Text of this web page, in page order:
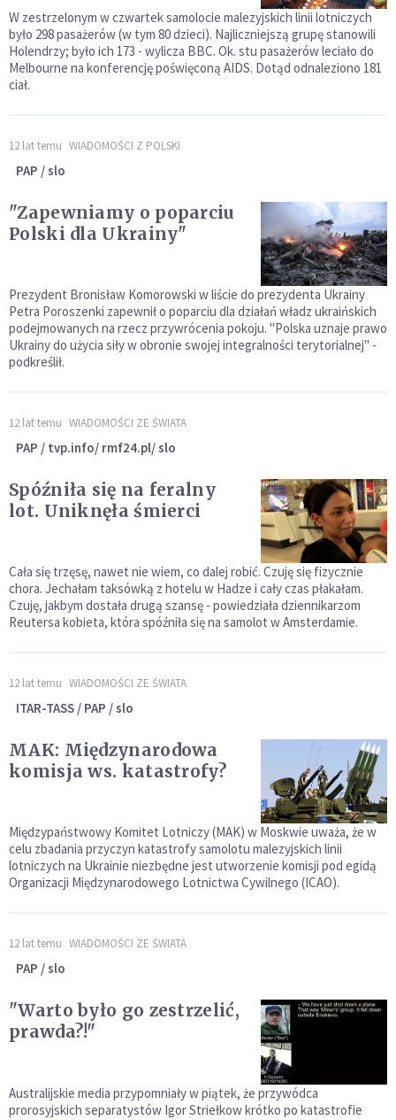
W zestrzelonym w czwartek samolocie malezyjskich linii lotniczych
było 298 pasażerów (w tym 80 dzieci). Najliczniejszą grupę stanowili
Holendrzy; było ich 173 - wylicza BBC. Ok. stu pasażerów leciało do
Melbourne na konferencję poświęconą AIDS. Dotąd odnaleziono 181
ciał.
12 lat temu WIADOMOŚCI Z POLSKI
PAP / slo
"Zapewniamy o poparciu
Polski dla Ukrainy"
Prezydent Bronisław Komorowski w liście do prezydenta Ukrainy
Petra Poroszenki zapewnił o poparciu dla działań władz ukraińskich
podejmowanych na rzecz przywrócenia pokoju. "Polska uznaje prawo
Ukrainy do użycia siły w obronie swojej integralności terytorialnej" -
podkreślił.
12 lat temu WIADOMOŚCI ZE ŚWIATA
PAP / tvp.info/ rmf24.pl/ slo
Spóźniła się na feralny
lot. Uniknęła śmierci
Cała się trzęsę, nawet nie wiem, co dalej robić. Czuję się fizycznie
chora. Jechałam taksówką z hotelu w Hadze i cały czas płakałam.
Czuję, jakbym dostała drugą szansę - powiedziała dziennikarzom
Reutersa kobieta, która spóźniła się na samolot w Amsterdamie.
12 lat temu WIADOMOŚCI ZE ŚWIATA
ITAR-TASS / PAP / slo
MAK: Międzynarodowa
komisja ws. katastrofy?
Międzypaństwowy Komitet Lotniczy (MAK) w Moskwie uważa, że w
celu zbadania przyczyn katastrofy samolotu malezyjskich linii
lotniczych na Ukrainie niezbędne jest utworzenie komisji pod egidą
Organizacji Międzynarodowego Lotnictwa Cywilnego (ICAO).
12 lat temu WIADOMOŚCI ZE ŚWIATA
PAP / slo
"Warto było go zestrzelić,
prawda?!"
Australijskie media przypomniały w piątek, że przywódca
prorosyjskich separatystów Igor Striełkow krótko po katastrofie